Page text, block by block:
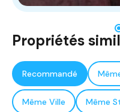
Propriétés
Recommandé
Même Ville Même